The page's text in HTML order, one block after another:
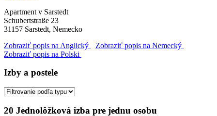
Apartment v Sarstedt
Schubertstraße 23
31157 Sarstedt, Nemecko
Zobraziť popis na Anglický
Zobraziť popis na Nemecký
Zobraziť popis na Polski
Izby a postele
20 Jednolôžková izba pre jednu osobu